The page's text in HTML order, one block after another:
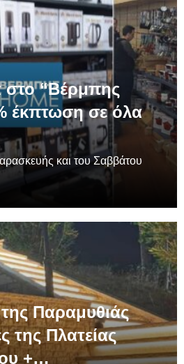
στο “Βέρμπης
έκπτωση σε όλα
και του Σαββάτου
Παραμυθιάς
της Πλατείας
+…